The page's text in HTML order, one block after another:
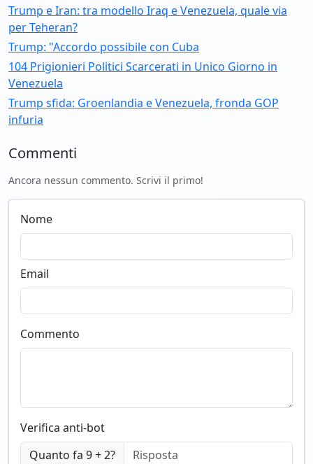
Trump e Iran: tra modello Iraq e Venezuela, quale via
per Teheran?
Trump: "Accordo possibile con Cuba
104 Prigionieri Politici Scarcerati in Unico Giorno in
Venezuela
Trump sfida: Groenlandia e Venezuela, fronda GOP
infuria
Commenti
Ancora nessun commento. Scrivi il primo!
Nome
Email
Commento
Verifica anti-bot
Quanto fa 9 + 2?